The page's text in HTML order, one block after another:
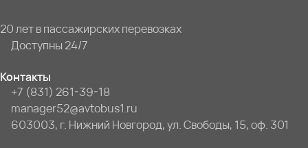
20 лет в пассажирских перевозках
Доступны 24/7
Контакты
+7 (831) 261-39-18
manager52@avtobus1.ru
603003, г. Нижний Новгород, ул. Свободы, 15, оф. 301